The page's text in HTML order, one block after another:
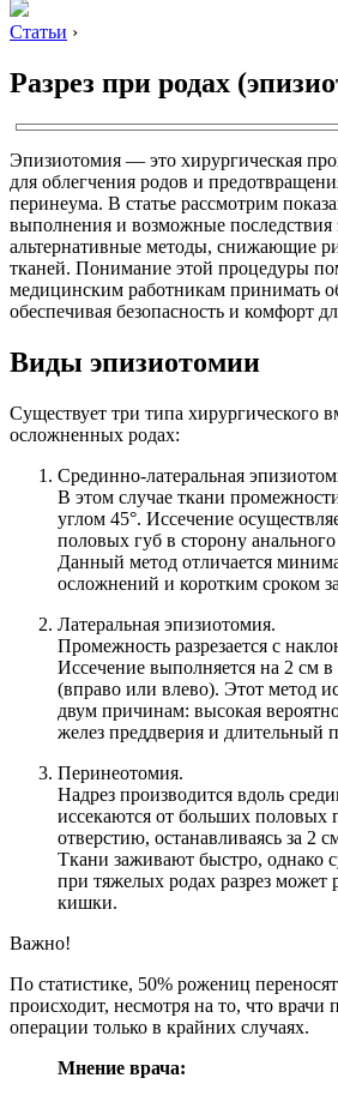
Статьи ›
Разрез при родах
Эпизиотомия — это хирургическая
для облегчения родов и
перинеума. В статье рассмотрим
выполнения и возможные последствия
альтернативные методы, снижающие
тканей. Понимание этой процедуры
медицинским работникам принимать
обеспечивая безопасность и комфорт
Виды эпизиотомии
Существует три типа хирургического
осложненных родах:
Срединно-латеральная
В этом случае ткани
углом 45°. Иссечение
половых губ в сторону
Данный метод отличается
осложнений и коротким сроком
Латеральная эпизиотомия.
Промежность разрезается с
Иссечение выполняется на 2 см в
(вправо или влево). Этот метод
двум причинам: высокая
желез преддверия и длительный
Перинеотомия.
Надрез производится вдоль
иссекаются от больших половых
отверстию, останавливаясь за 2
Ткани заживают быстро, однако
при тяжелых родах разрез может
кишки.
Важно!
По статистике, 50% рожениц
происходит, несмотря на то, что врачи
операции только в крайних случаях.
Мнение врача: